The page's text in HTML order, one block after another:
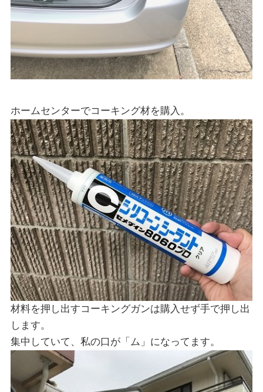
ホームセンターでコーキング材を購入。
材料を押し出すコーキングガンは購入せず手で押し出
します。
集中していて、私の口が「ム」になってます。